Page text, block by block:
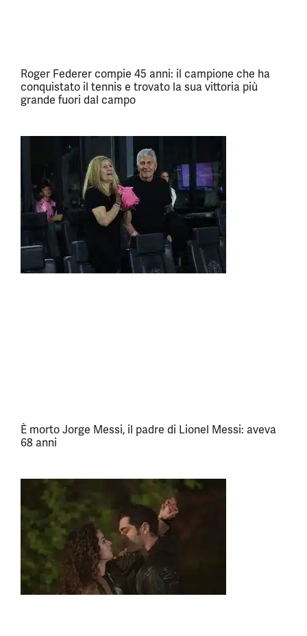
Roger Federer compie 45 anni: il campione che ha
conquistato il tennis e trovato la sua vittoria più
grande fuori dal campo
È morto Jorge Messi, il padre di Lionel Messi: aveva
68 anni